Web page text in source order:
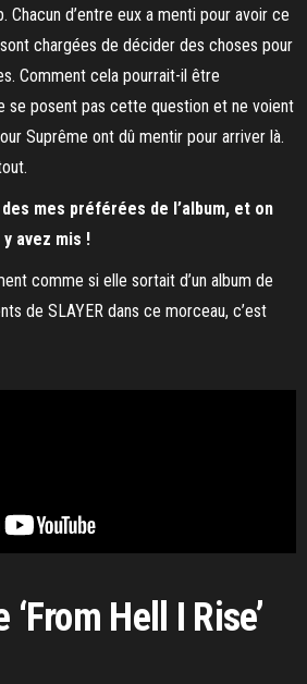
Chacun d’entre eux a menti pour avoir ce
chargées de décider des choses pour
Comment cela pourrait-il être
se posent pas cette question et ne voient
Suprême ont dû mentir pour arriver là.
mes préférées de l’album, et on
avez mis !
comme si elle sortait d’un album de
de SLAYER dans ce morceau, c’est
‘From Hell I Rise’